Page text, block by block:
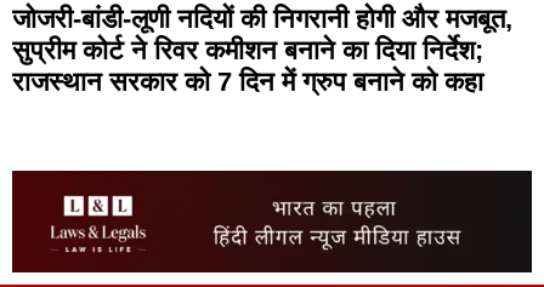
जोजरी-बांडी-लूणी नदियों की निगरानी होगी और मजबूत,
सुप्रीम कोर्ट ने रिवर कमीशन बनाने का दिया निर्देश;
राजस्थान सरकार को 7 दिन में ग्रुप बनाने को कहा